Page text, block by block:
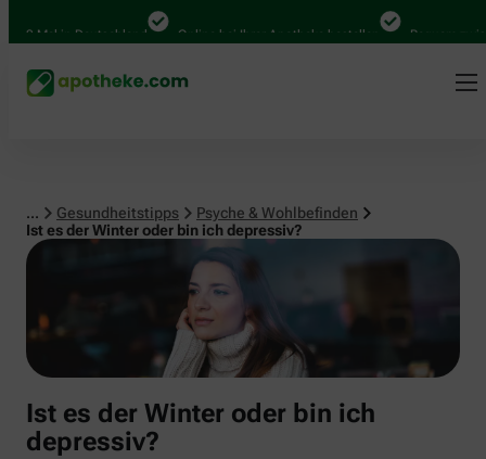
Mal in Deutschland Online bei Ihrer Apotheke bestellen Bequem
... Gesundheitstipps
Psyche & Wohlbefinden
Ist es der Winter oder bin ich depressiv?
Psyche & Wohlbefinden
Ist es der Winter oder bin ich
depressiv?